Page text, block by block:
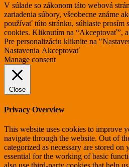
V súlade so zákonom táto webová
zariadenia súbory, všeobecne známe
používať túto stránku, súhlaste prosím
cookies. Kliknutím na “Akceptovať”,
Pre personalizáciu kliknite na
Nastavenia Akceptovať
Manage consent
Close
Privacy Overview
This website uses cookies to improve
navigate through the website. Out of
categorized as necessary are stored on
essential for the working of basic